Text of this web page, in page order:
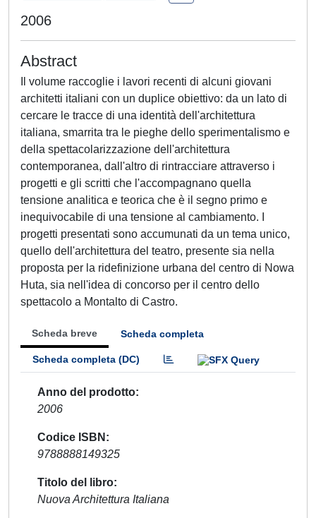
2006
Abstract
Il volume raccoglie i lavori recenti di alcuni giovani
architetti italiani con un duplice obiettivo: da un lato di
cercare le tracce di una identità dell'architettura
italiana, smarrita tra le pieghe dello sperimentalismo e
della spettacolarizzazione dell'architettura
contemporanea, dall'altro di rintracciare attraverso i
progetti e gli scritti che l'accompagnano quella
tensione analitica e teorica che è il segno primo e
inequivocabile di una tensione al cambiamento. I
progetti presentati sono accumunati da un tema unico,
quello dell'architettura del teatro, presente sia nella
proposta per la ridefinizione urbana del centro di Nowa
Huta, sia nell'idea di concorso per il centro dello
spettacolo a Montalto di Castro.
Scheda breve Scheda completa
Scheda completa (DC)
Anno del prodotto
2006
Codice ISBN
9788888149325
Titolo del libro
Nuova Architettura Italiana